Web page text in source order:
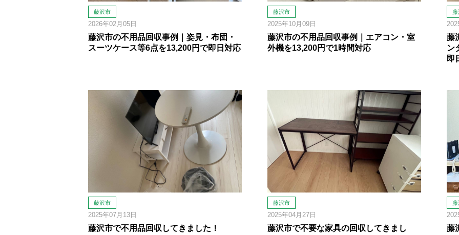
藤沢市
2026年02月05日
藤沢市の不用品回収事例｜姿見・布団・
スーツケース等6点を13,200円で即日対応
藤沢市
2025年10月09日
藤沢市の不用品回収事例｜エアコン・室
外機を13,200円で1時間対応
藤
藤
ン
即
藤沢市
2025年07月13日
藤沢市で不用品回収してきました！
藤沢市
2025年04月27日
藤沢市で不要な家具の回収してきまし
藤
藤